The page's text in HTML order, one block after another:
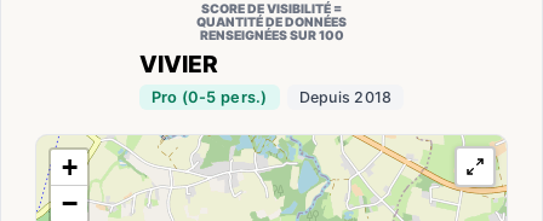
VIVIER
Pro (0-5 pers.) Depuis 2018
SCORE DE VISIBILITÉ =
QUANTITÉ DE DONNÉES
RENSEIGNÉES SUR 100
+
−